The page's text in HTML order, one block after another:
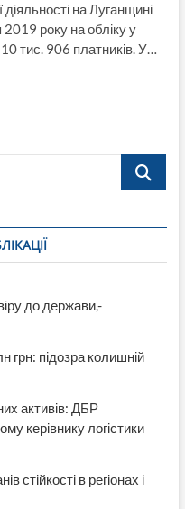
діяльності на Луганщині
року на обліку у
тис. 906 платників. У…
Поиск…
до держави,-
грн: підозра колишній
активів: ДБР
керівнику логістики
стійкості в регіонах і